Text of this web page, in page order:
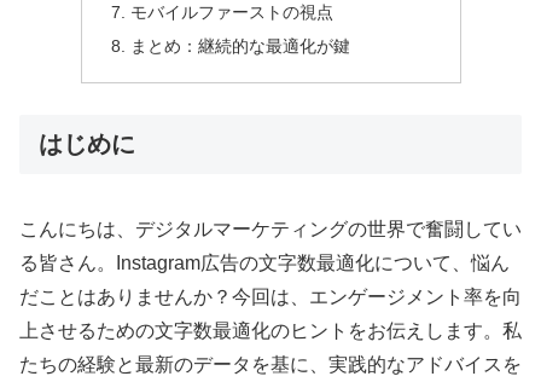
モバイルファーストの視点
まとめ：継続的な最適化が鍵
はじめに
こんにちは、デジタルマーケティングの世界で奮闘してい
る皆さん。Instagram広告の文字数最適化について、悩ん
だことはありませんか？今回は、エンゲージメント率を向
上させるための文字数最適化のヒントをお伝えします。私
たちの経験と最新のデータを基に、実践的なアドバイスを